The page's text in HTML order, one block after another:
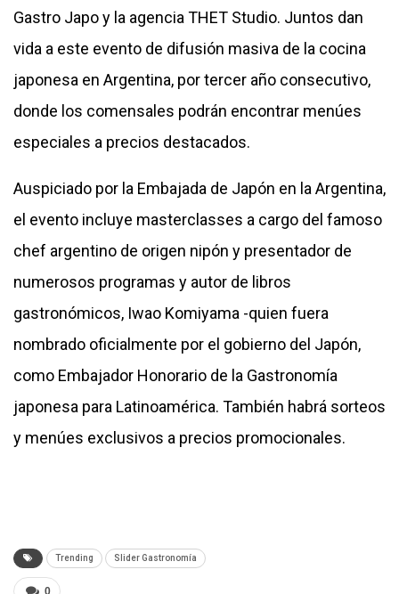
Gastro Japo y la agencia THET Studio. Juntos dan
vida a este evento de difusión masiva de la cocina
japonesa en Argentina, por tercer año consecutivo,
donde los comensales podrán encontrar menúes
especiales a precios destacados.
Auspiciado por la Embajada de Japón en la Argentina,
el evento incluye masterclasses a cargo del famoso
chef argentino de origen nipón y presentador de
numerosos programas y autor de libros
gastronómicos, Iwao Komiyama -quien fuera
nombrado oficialmente por el gobierno del Japón,
como Embajador Honorario de la Gastronomía
japonesa para Latinoamérica. También habrá sorteos
y menúes exclusivos a precios promocionales.
Trending Slider Gastronomía